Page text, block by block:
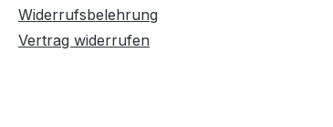
Widerrufsbelehrung
Vertrag widerrufen